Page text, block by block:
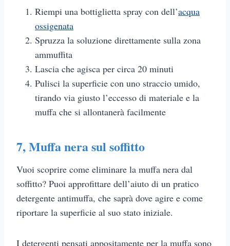
Riempi una bottiglietta spray con dell’acqua
ossigenata
Spruzza la soluzione direttamente sulla zona
ammuffita
Lascia che agisca per circa 20 minuti
Pulisci la superficie con uno straccio umido,
tirando via giusto l’eccesso di materiale e la
muffa che si allontanerà facilmente
7,Muffa nera sul soffitto
Vuoi scoprire come eliminare la muffa nera dal
soffitto? Puoi approfittare dell’aiuto di un pratico
detergente antimuffa, che saprà dove agire e come
riportare la superficie al suo stato iniziale.
I detergenti pensati appositamente per la muffa sono